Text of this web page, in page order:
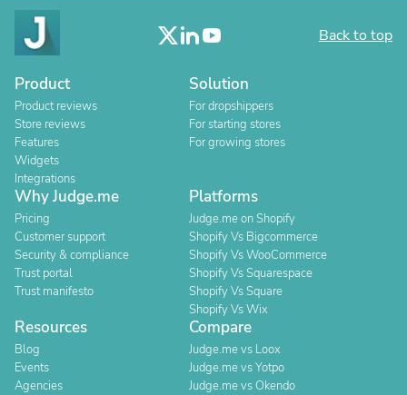
Back to top
Product
Product reviews
Store reviews
Features
Widgets
Integrations
Solution
For dropshippers
For starting stores
For growing stores
Why Judge.me
Pricing
Customer support
Security & compliance
Trust portal
Trust manifesto
Platforms
Judge.me on Shopify
Shopify Vs Bigcommerce
Shopify Vs WooCommerce
Shopify Vs Squarespace
Shopify Vs Square
Shopify Vs Wix
Resources
Blog
Events
Agencies
Compare
Judge.me vs Loox
Judge.me vs Yotpo
Judge.me vs Okendo